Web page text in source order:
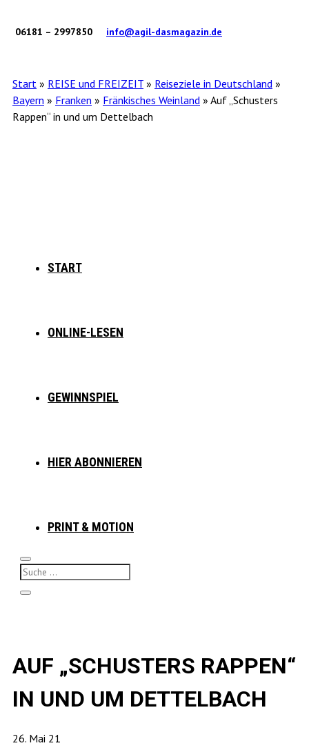
06181 – 2997850 info@agil-dasmagazin.de
Start » REISE und FREIZEIT » Reiseziele in Deutschland »
Bayern » Franken » Fränkisches Weinland » Auf „Schusters
Rappen“ in und um Dettelbach
START
ONLINE-LESEN
GEWINNSPIEL
HIER ABONNIEREN
PRINT & MOTION
AUF „SCHUSTERS RAPPEN“
IN UND UM DETTELBACH
26. Mai 21